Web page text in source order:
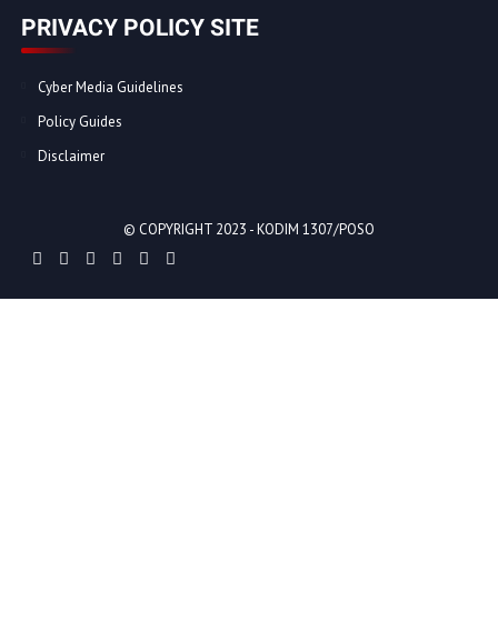
PRIVACY POLICY SITE
Cyber Media Guidelines
Policy Guides
Disclaimer
© COPYRIGHT 2023 -KODIM 1307/POSO